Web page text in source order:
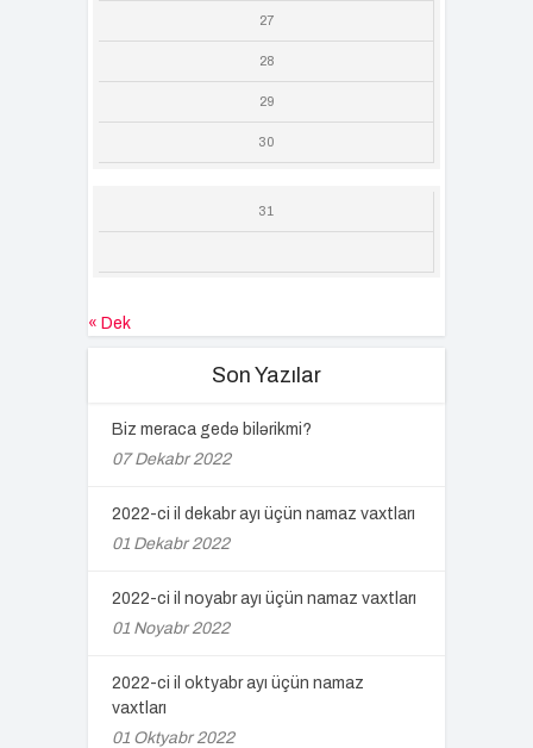
27
28
29
30
31
« Dek
Son Yazılar
Biz meraca gedə bilərikmi?
07 Dekabr 2022
2022-ci il dekabr ayı üçün namaz vaxtları
01 Dekabr 2022
2022-ci il noyabr ayı üçün namaz vaxtları
01 Noyabr 2022
2022-ci il oktyabr ayı üçün namaz
vaxtları
01 Oktyabr 2022